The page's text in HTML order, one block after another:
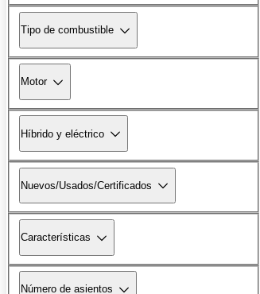
Tipo de combustible
Motor
Híbrido y eléctrico
Nuevos/Usados/Certificados
Características
Número de asientos